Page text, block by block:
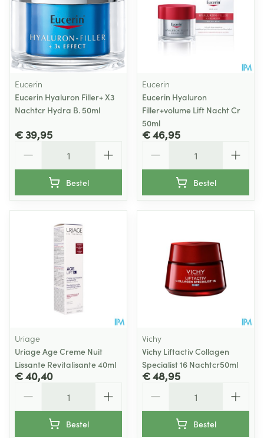
Eucerin
Eucerin Hyaluron Filler+ X3
Nachtcr Hydra B. 50ml
€ 39,95
Bestel
Eucerin
Eucerin Hyaluron
Filler+volume Lift Nacht Cr
50ml
€ 46,95
Bestel
Uriage
Uriage Age Creme Nuit
Lissante Revitalisante 40ml
€ 40,40
Bestel
Vichy
Vichy Liftactiv Collagen
Specialist 16 Nachtcr50ml
€ 48,95
Bestel